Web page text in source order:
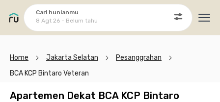
Cari hunianmu
8 Agt 26 - Belum tahu
Home Jakarta Selatan
Pesanggrahan
BCA KCP Bintaro Veteran
Apartemen Dekat BCA KCP Bintaro